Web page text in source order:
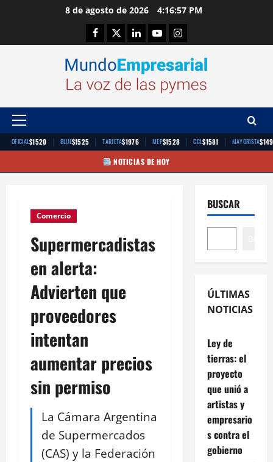
8 de agosto de 2026 4:16:57 PM
Facebook
TwitterLinkedinYoutubeInstagram
Menú
principal
OFICIAL$1520 | BLUE$1525 | TARJETA$1976 | MEP$1528 | CCL$1581 | MAYORISTA
NOTICIAS DE HOY
Comercio
Supermercadistas
en alerta:
Advierten que
proveedores
intentan
aumentar precios
sin permiso
La Cámara Argentina
de Supermercados
(CAS) y la Federación
BUSCAR
ÚLTIMAS
NOTICIAS
Ley de
tierras: el
proyecto
que unió a
artistas y
empresario
s contra el
gobierno